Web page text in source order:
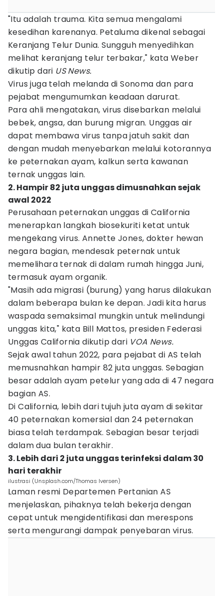
"Itu adalah trauma. Kita semua mengalami
kesedihan karenanya. Petaluma dikenal sebagai
Keranjang Telur Dunia. Sungguh menyedihkan
melihat keranjang telur terbakar," kata Weber
dikutip dari US News.
Virus juga telah melanda di Sonoma dan para
pejabat mengumumkan keadaan darurat.
Para ahli mengatakan, virus disebarkan melalui
bebek, angsa, dan burung migran. Unggas air
dapat membawa virus tanpa jatuh sakit dan
dengan mudah menyebarkan melalui kotorannya
ke peternakan ayam, kalkun serta kawanan
ternak unggas lain.
2. Hampir 82 juta unggas dimusnahkan sejak
awal 2022
Perusahaan peternakan unggas di California
menerapkan langkah biosekuriti ketat untuk
mengekang virus. Annette Jones, dokter hewan
negara bagian, mendesak peternak untuk
memelihara ternak di dalam rumah hingga Juni,
termasuk ayam organik.
"Masih ada migrasi (burung) yang harus dilakukan
dalam beberapa bulan ke depan. Jadi kita harus
waspada semaksimal mungkin untuk melindungi
unggas kita," kata Bill Mattos, presiden Federasi
Unggas California dikutip dari VOA News.
Sejak awal tahun 2022, para pejabat di AS telah
memusnahkan hampir 82 juta unggas. Sebagian
besar adalah ayam petelur yang ada di 47 negara
bagian AS.
Di California, lebih dari tujuh juta ayam di sekitar
40 peternakan komersial dan 24 peternakan
biasa telah terdampak. Sebagian besar terjadi
dalam dua bulan terakhir.
3. Lebih dari 2 juta unggas terinfeksi dalam 30
hari terakhir
ilustrasi (Unsplash.com/Thomas Iversen)
Laman resmi Departemen Pertanian AS
menjelaskan, pihaknya telah bekerja dengan
cepat untuk mengidentifikasi dan merespons
serta mengurangi dampak penyebaran virus.